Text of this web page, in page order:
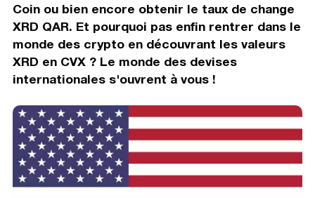
Coin ou bien encore obtenir le taux de change
XRD QAR. Et pourquoi pas enfin rentrer dans le
monde des crypto en découvrant les valeurs
XRD en CVX ? Le monde des devises
internationales s'ouvrent à vous !